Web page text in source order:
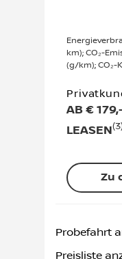
km); CO₂-
(g/km); CO₂-
AB €
LEASEN
Zu
Probefahrt
Preisliste